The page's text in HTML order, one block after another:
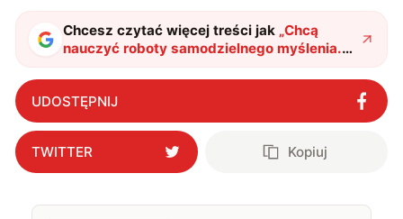
także uprawiać oraz oglądać sport.
Chcesz czytać więcej treści jak „Chcą
nauczyć roboty samodzielnego myślenia.
To tylko jeden z licznych planów
naukowców"?
UDOSTĘPNIJ
TWITTER Kopiuj